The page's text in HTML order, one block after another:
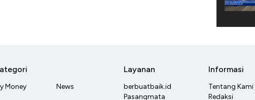
Money
News
Layanan
berbuatbaik.id
Pasangmata
Informasi
Tentang Kami
Redaksi